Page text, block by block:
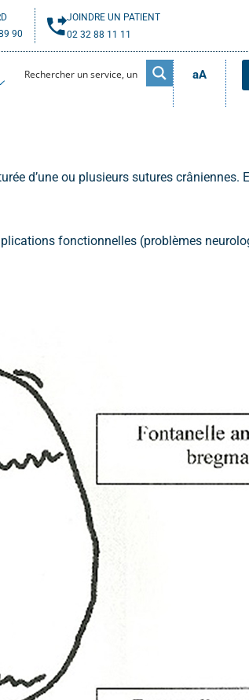
90
JOINDRE UN PATIENT
02 32 88 11 11
aA
d’une ou plusieurs sutures crâniennes.
fonctionnelles (problèmes